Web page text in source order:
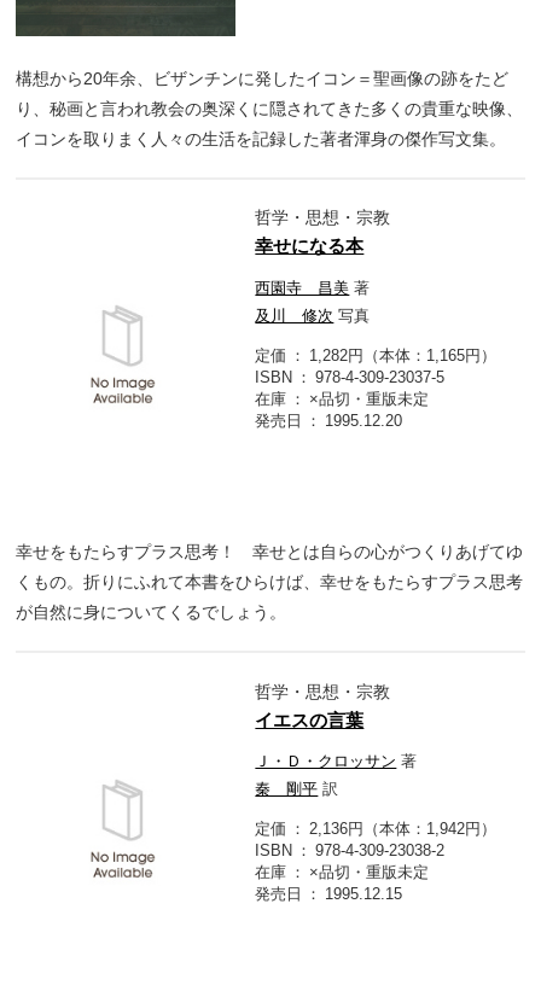
構想から20年余、ビザンチンに発したイコン＝聖画像の跡をたど
り、秘画と言われ教会の奥深くに隠されてきた多くの貴重な映像、
イコンを取りまく人々の生活を記録した著者渾身の傑作写文集。
哲学・思想・宗教
幸せになる本
西園寺 昌美 著
及川 修次 写真
定価
1,282円（本体：1,165円）
ISBN
978-4-309-23037-5
在庫
×品切・重版未定
発売日
1995.12.20
幸せをもたらすプラス思考！ 幸せとは自らの心がつくりあげてゆ
くもの。折りにふれて本書をひらけば、幸せをもたらすプラス思考
が自然に身についてくるでしょう。
哲学・思想・宗教
イエスの言葉
Ｊ・Ｄ・クロッサン 著
秦 剛平 訳
定価
2,136円（本体：1,942円）
ISBN
978-4-309-23038-2
在庫
×品切・重版未定
発売日
1995.12.15